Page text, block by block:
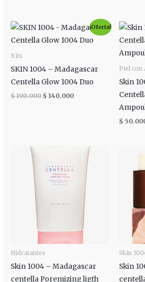
¡Oferta!
Kits
SKIN 1004 – Madagascar
Centella Glow 1004 Duo
$190.000
El
original
$ 140.000
El
precio
actual
Piel con
Skin
$
Hidratantes
Skin 1004 – Madagascar
centella Poremizing ligth
Skin
Skin